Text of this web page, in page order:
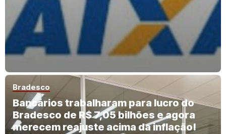
Bradesco
Bancários trabalharam para lucro do
Bradesco de R$ 7,05 bilhões e agora
merecem reajuste acima da inflação!